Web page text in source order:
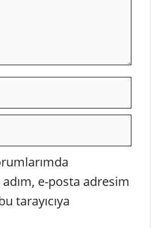
adım, e-posta adresim
tarayıcıya